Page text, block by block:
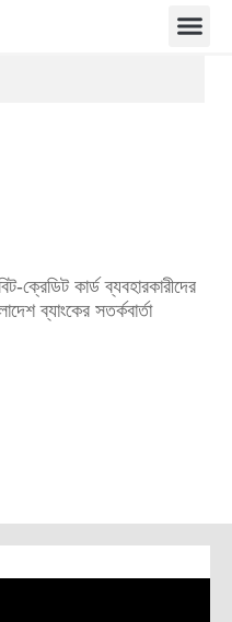
ক্রেডিট কার্ড ব্যবহারকারীদের
ব্যাংকের সতর্কবার্তা